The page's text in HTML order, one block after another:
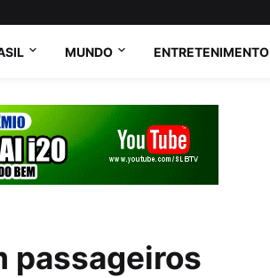
MUNDO ENTRETENIMENTO
passageiros